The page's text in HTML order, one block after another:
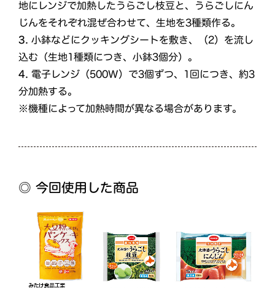
地にレンジで加熱したうらごし枝豆と、うらごしにん
じんをそれぞれ混ぜ合わせて、生地を3種類作る。
3. 小鉢などにクッキングシートを敷き、（2）を流し
込む（生地1種類につき、小鉢3個分）。
4. 電子レンジ（500W）で3個ずつ、1回につき、約3
分加熱する。
※機種によって加熱時間が異なる場合があります。
◎ 今回使用した商品